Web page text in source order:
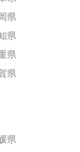
県
県
県
県
県